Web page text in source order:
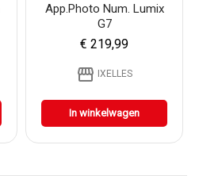
App.photo Num. Lumix
G7
€ 219,99
storefront IXELLES
In winkelwagen